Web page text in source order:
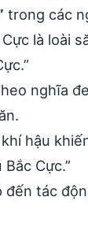
trong các
Cực là loài
nghĩa
khí hậu
Cực.”
đến tác